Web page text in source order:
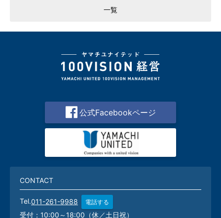
一覧
公式Facebookページ
CONTACT
Tel.011-261-9988 電話する
受付：10:00～18:00（休／土日祝）